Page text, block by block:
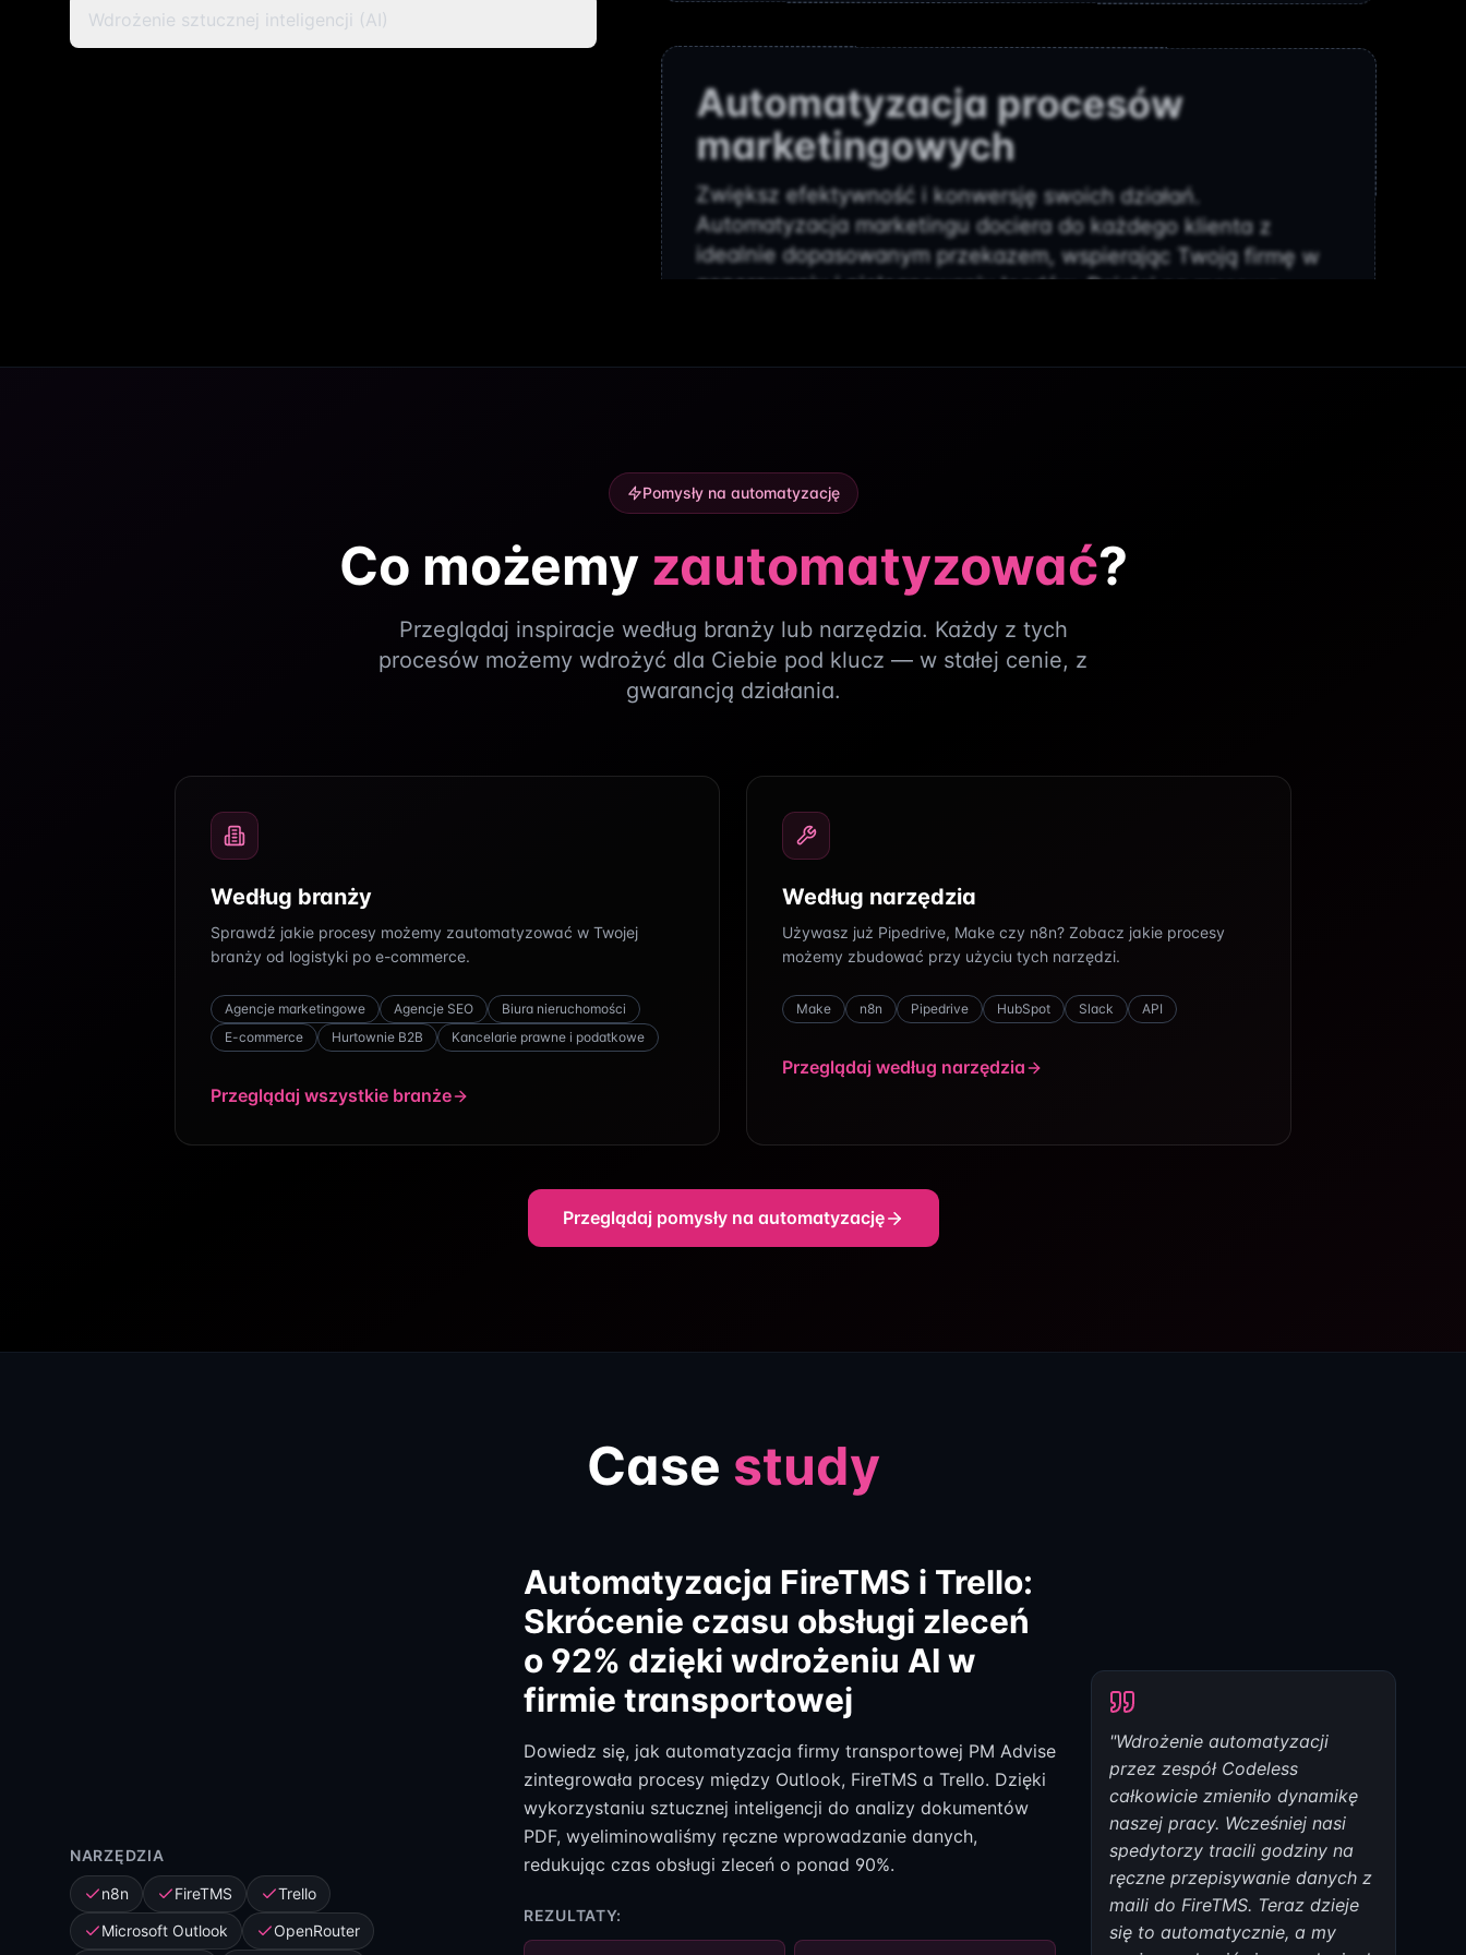
Wdrożenie sztucznej inteligencji (AI)
Automatyzacja procesów
marketingowych
Zwiększ efektywność i konwersję swoich działań.
Automatyzacja marketingu dociera do każdego klienta z
idealnie dopasowanym przekazem, wspierając Twoją firmę w
generowaniu i pielęgnowaniu leadów. Działaj na masową
realny zysk.
Chatboty
Natychmiastowa pomoc, zero czekania. Inteligentne chatboty
obsługują klientów w czasie rzeczywistym – na stronie, w
mediach społecznościowych i w komunikatorach.
zwiększa konwersję, poprawia jakość obsługi i oszczędza
zasoby zespołu, podnosząc ogólną efektywność.
Dowiedz się więcej
Wdrożenie sztucznej inteligencji
oparte na sztucznej inteligencji – od analizy danych i
klientem. Dzięki temu Twoja firma działa szybciej, podejmuje
trafniejsze decyzje i obniża koszty operacyjne. To realna
przewaga konkurencyjna i fundament nowoczesnego biznesu.
Automatyzacja procesów
biznesowych
ograniczeń. Automatyzacja procesów biznesowych uwalnia
Twój zespół od monotonnych zadań, minimalizuje błędy i
przyspiesza działanie. Zyskaj mierzalne oszczędności, popraw
produktywność i pozwól pracownikom skupić się na
strategicznych celach, które napędzają wzrost.
Dowiedz się więcej
Automatyzacja procesów
marketingowych
Pomysły na automatyzację
Co możemy zautomatyzować?
Przeglądaj inspiracje według branży lub narzędzia. Każdy z tych
procesów możemy wdrożyć dla Ciebie pod klucz — w stałej cenie, z
gwarancją działania.
Według branży
Sprawdź jakie procesy możemy zautomatyzować w Twojej
branży od logistyki po e-commerce.
Agencje marketingowe Agencje SEO
Biura nieruchomości
E-commerce
Hurtownie B2B Kancelarie prawne i podatkowe
Przeglądaj wszystkie branże
Według narzędzia
Używasz już Pipedrive, Make czy n8n? Zobacz jakie procesy
możemy zbudować przy użyciu tych narzędzi.
Make n8n Pipedrive HubSpot Slack API
Przeglądaj według narzędzia
Przeglądaj pomysły na automatyzację
Case study
NARZĘDZIA
n8n FireTMS
Trello
Microsoft Outlook
OpenRouter
Automatyzacja FireTMS i Trello:
Skrócenie czasu obsługi zleceń
o 92% dzięki wdrożeniu AI w
firmie transportowej
Dowiedz się, jak automatyzacja firmy transportowej PM Advise
zintegrowała procesy między Outlook, FireTMS a Trello. Dzięki
wykorzystaniu sztucznej inteligencji do analizy dokumentów
PDF, wyeliminowaliśmy ręczne wprowadzanie danych,
redukując czas obsługi zleceń o ponad 90%.
REZULTATY:
"Wdrożenie automatyzacji
przez zespół Codeless
całkowicie zmieniło dynamikę
naszej pracy. Wcześniej nasi
spedytorzy tracili godziny na
ręczne przepisywanie danych z
maili do FireTMS. Teraz dzieje
się to automatycznie, a my